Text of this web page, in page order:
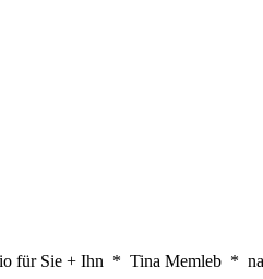
für Sie + Ihn * Tina Memleb *